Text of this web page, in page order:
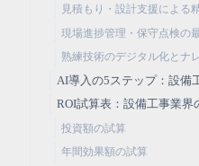
見積もり・設計支援による
現場進捗管理・保守点検の
熟練技術のデジタル化とナ
AI導入の5ステップ：設備
ROI試算表：設備工事業
投資額の試算
年間効果額の試算